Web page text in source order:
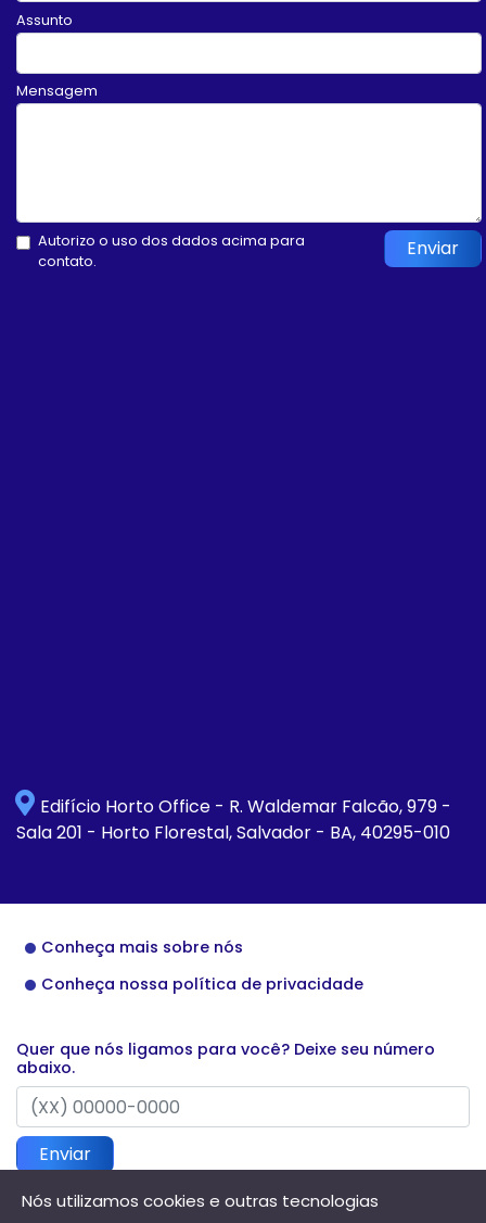
Assunto
Mensagem
Autorizo o uso dos dados acima para
contato.
Enviar
Edifício Horto Office - R. Waldemar Falcão, 979 -
Sala 201 - Horto Florestal, Salvador - BA, 40295-010
Conheça mais sobre nós
Conheça nossa política de privacidade
Quer que nós ligamos para você? Deixe seu número
abaixo.
Enviar
Nós utilizamos cookies e outras tecnologias